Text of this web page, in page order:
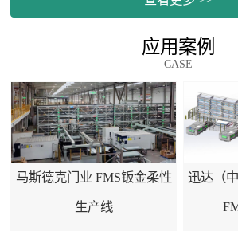
应用案例
CASE
马斯德克门业 FMS钣金柔性
生产线
迅达（